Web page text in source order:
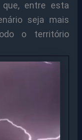
entre esta
seja mais
o território